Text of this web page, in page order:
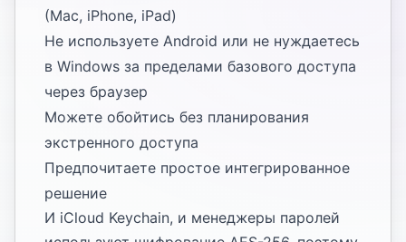
(Mac, iPhone, iPad)
Не используете Android или не нуждаетесь
в Windows за пределами базового доступа
через браузер
Можете обойтись без планирования
экстренного доступа
Предпочитаете простое интегрированное
решение
И iCloud Keychain, и менеджеры паролей